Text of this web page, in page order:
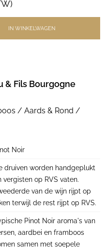
IN WINKELWAGEN
& Fils Bourgogne
/ Aards & Rond /
Noir
druiven worden handgeplukt
vergisten op RVS vaten.
van de wijn rijpt op
terwijl de rest rijpt op RVS.
Pinot Noir aroma's van
aardbei en framboos
samen met soepele